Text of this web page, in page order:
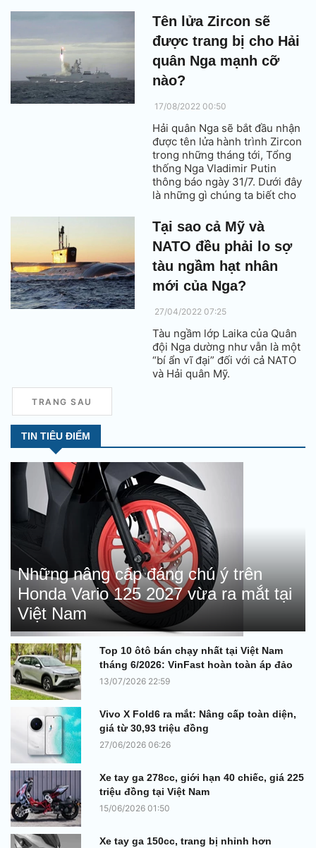
loại có ưu thế vượt lên đối thủ.
Tên lửa Zircon sẽ
được trang bị cho Hải
quân Nga mạnh cỡ
nào?
17/08/2022 00:50
Hải quân Nga sẽ bắt đầu nhận
được tên lửa hành trình Zircon
trong những tháng tới, Tổng
thống Nga Vladimir Putin
thông báo ngày 31/7. Dưới đây
là những gì chúng ta biết cho
Tại sao cả Mỹ và
NATO đều phải lo sợ
tàu ngầm hạt nhân
mới của Nga?
27/04/2022 07:25
Tàu ngầm lớp Laika của Quân
đội Nga dường như vẫn là một
“bí ẩn vĩ đại” đối với cả NATO
và Hải quân Mỹ.
TRANG SAU
TIN TIÊU ĐIỂM
Những nâng cấp đáng chú ý trên
Honda Vario 125 2027 vừa ra mắt tại
Việt Nam
Top 10 ôtô bán chạy nhất tại Việt Nam
tháng 6/2026: VinFast hoàn toàn áp đảo
13/07/2026 22:59
Vivo X Fold6 ra mắt: Nâng cấp toàn diện,
giá từ 30,93 triệu đồng
27/06/2026 06:26
Xe tay ga 278cc, giới hạn 40 chiếc, giá 225
triệu đồng tại Việt Nam
15/06/2026 01:50
Xe tay ga 150cc, trang bị nhỉnh hơn